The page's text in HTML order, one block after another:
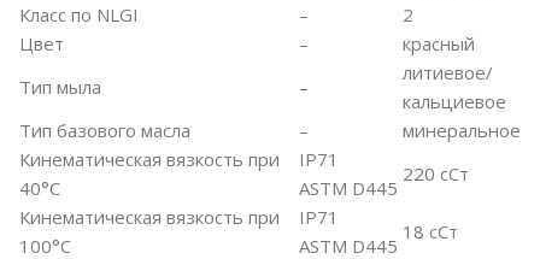
Класс по NLGI
–
2
Цвет
–
красный
Тип мыла
–
литиевое/
кальциевое
Тип базового масла
–
минеральное
Кинематическая вязкость при
40°C
IP71
ASTM D445
220 сСт
Кинематическая вязкость при
100°C
IP71
ASTM D445
18 сСт